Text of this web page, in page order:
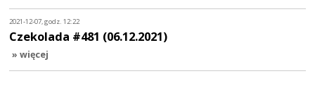
2021-12-07, godz. 12:22
Czekolada #481 (06.12.2021)
» więcej